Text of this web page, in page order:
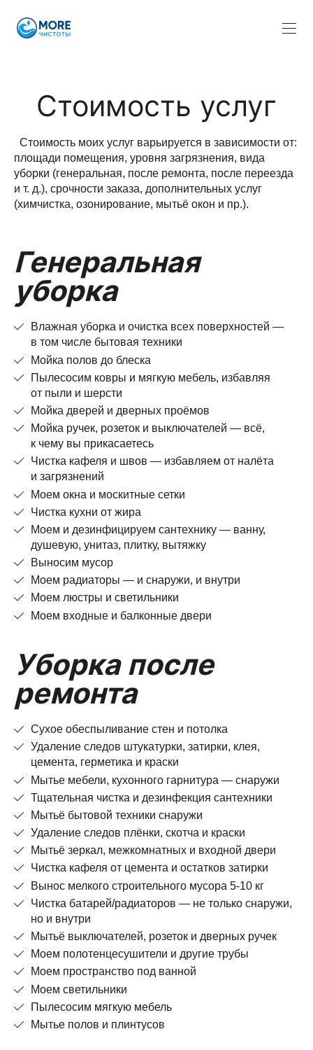
Стоимость услуг
Стоимость моих услуг варьируется в зависимости от:
площади помещения, уровня загрязнения, вида
уборки (генеральная, после ремонта, после переезда
и т. д.), срочности заказа, дополнительных услуг
(химчистка, озонирование, мытьё окон и пр.).
Генеральная
уборка
Влажная уборка и очистка всех поверхностей —
в том числе бытовая техники
Мойка полов до блеска
Пылесосим ковры и мягкую мебель, избавляя
от пыли и шерсти
Мойка дверей и дверных проёмов
Мойка ручек, розеток и выключателей — всё,
к чему вы прикасаетесь
Чистка кафеля и швов — избавляем от налёта
и загрязнений
Моем окна и москитные сетки
Чистка кухни от жира
Моем и дезинфицируем сантехнику — ванну,
душевую, унитаз, плитку, вытяжку
Выносим мусор
Моем радиаторы — и снаружи, и внутри
Моем люстры и светильники
Моем входные и балконные двери
Уборка после
ремонта
Сухое обеспыливание стен и потолка
Удаление следов штукатурки, затирки, клея,
цемента, герметика и краски
Мытье мебели, кухонного гарнитура — снаружи
Тщательная чистка и дезинфекция сантехники
Мытьё бытовой техники снаружи
Удаление следов плёнки, скотча и краски
Мытьё зеркал, межкомнатных и входной двери
Чистка кафеля от цемента и остатков затирки
Вынос мелкого строительного мусора 5-10 кг
Чистка батарей/радиаторов — не только снаружи,
но и внутри
Мытьё выключателей, розеток и дверных ручек
Моем полотенцесушители и другие трубы
Моем пространство под ванной
Моем светильники
Пылесосим мягкую мебель
Мытье полов и плинтусов